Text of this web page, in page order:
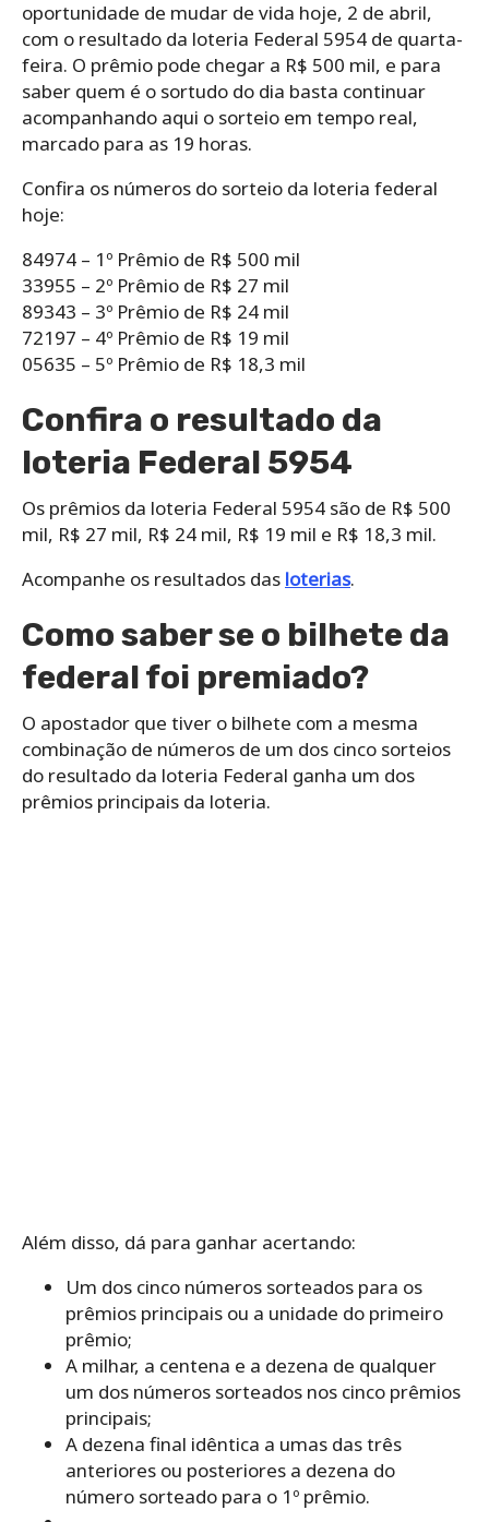
oportunidade de mudar de vida hoje, 2 de abril,
com o resultado da loteria Federal 5954 de quarta-
feira. O prêmio pode chegar a R$ 500 mil, e para
saber quem é o sortudo do dia basta continuar
acompanhando aqui o sorteio em tempo real,
marcado para as 19 horas.
Confira os números do sorteio da loteria federal
hoje:
84974 – 1º Prêmio de R$ 500 mil
33955 – 2º Prêmio de R$ 27 mil
89343 – 3º Prêmio de R$ 24 mil
72197 – 4º Prêmio de R$ 19 mil
05635 – 5º Prêmio de R$ 18,3 mil
Confira o resultado da
loteria Federal 5954
Os prêmios da loteria Federal 5954 são de R$ 500
mil, R$ 27 mil, R$ 24 mil, R$ 19 mil e R$ 18,3 mil.
Acompanhe os resultados das loterias.
Como saber se o bilhete da
federal foi premiado?
O apostador que tiver o bilhete com a mesma
combinação de números de um dos cinco sorteios
do resultado da loteria Federal ganha um dos
prêmios principais da loteria.
Além disso, dá para ganhar acertando:
Um dos cinco números sorteados para os
prêmios principais ou a unidade do primeiro
prêmio;
A milhar, a centena e a dezena de qualquer
um dos números sorteados nos cinco prêmios
principais;
A dezena final idêntica a umas das três
anteriores ou posteriores a dezena do
número sorteado para o 1º prêmio.